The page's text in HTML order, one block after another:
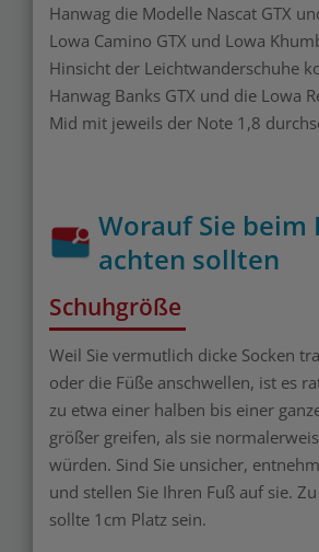
Hanwag die Modelle Nascat GTX
Lowa Camino GTX und Lowa
Hinsicht der Leichtwanderschuhe
Hanwag Banks GTX und die Lowa
Mid mit jeweils der Note 1,8
Worauf Sie beim
achten sollten
Schuhgröße
Weil Sie vermutlich dicke Socken
oder die Füße anschwellen, ist es
zu etwa einer halben bis einer
größer greifen, als sie
würden. Sind Sie unsicher,
und stellen Sie Ihren Fuß auf sie.
sollte 1cm Platz sein.